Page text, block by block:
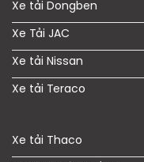
Xe tải Dongben
Xe Tải JAC
Xe tải Nissan
Xe tải Teraco
Xe tải Thaco